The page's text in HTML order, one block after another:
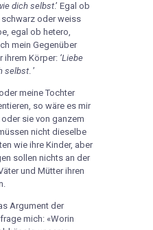
dich selbst.’ Egal ob
oder weiss
egal ob hetero,
mein Gegenüber
ihrem Körper: ‘Liebe
selbst. ’
meine Tochter
so wäre es mir
sie von ganzem
nicht dieselbe
wie ihre Kinder, aber
sollen nichts an der
und Mütter ihren
Argument der
mich: «Worin